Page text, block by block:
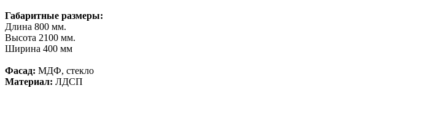
Габаритные размеры:
Длина 800 мм.
Высота 2100 мм.
Ширина 400 мм
Фасад: МДФ, стекло
Материал: ЛДСП